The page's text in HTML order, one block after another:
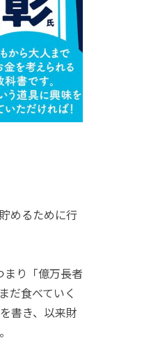
めるために行
り「億万長者
だ食べていく
書き、以来財